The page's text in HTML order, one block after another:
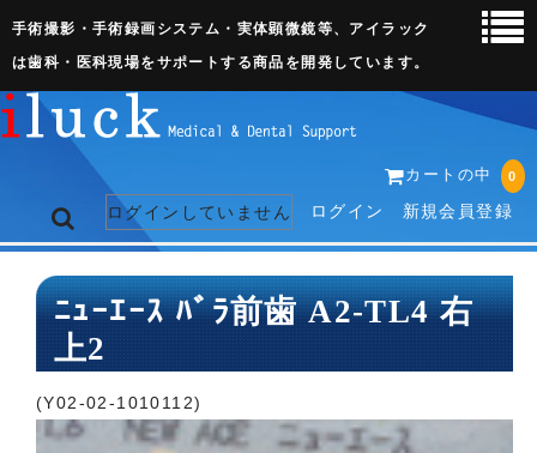
手術撮影・手術録画システム・実体顕微鏡等、アイラック
は歯科・医科現場をサポートする商品を開発しています。
カートの中 0
ログインしていません ログイン 新規会員登録
トップページ
ネット販売ページ
歯科関連機器
ﾆｭｰｴｰｽ ﾊﾞﾗ前歯 A2-TL4 右
上2
(Y02-02-1010112)